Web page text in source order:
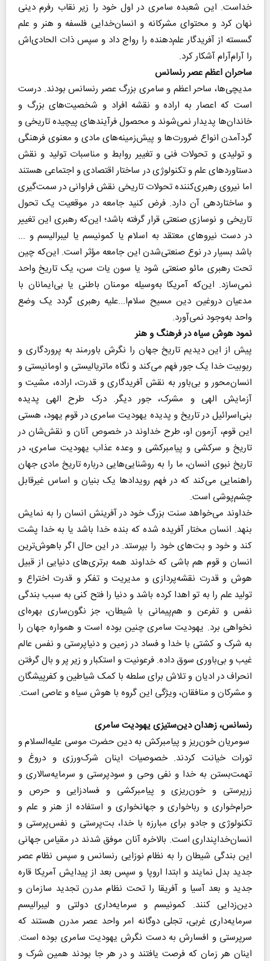
خداست. این شعبده سامری در اول خود را زیر نقاب رفرم دینی
نهان کرد و محتوای مشرکانه و انسان‌خدایی فلسفه و هنر و علم
گسسته از آفریدگار علم‌دهنده را رواج داد و سپس ذات الحادی‌اش
را آرام‌آرام آشکار کرد.
ساحران اعظم عصر رنسانس
مدیچی‌‌ها، ساحر اعظم و سامری بزرگ عصر رنسانس بودند. درست
است که اعصار به اراده و نقشه افراد و شخصیت‌های بزرگ و
خاندان‌ها پدیدار نمی‌شوند و محصول فرآیندهای پیچیده تاریخی و
گردآمدن انواع ضرورت‌ها و پیش‌زمینه‌های مادی و معنوی فرهنگی
و تولیدی و تحولات فنی و تغییر روابط و مناسبات تولید و نقش
دستاوردهای علم و تکنولوژی در ساختار اقتصادی و اجتماعی هستند
اما نیروی رهبری‌کننده تحولات تاریخی نقش فراوانی در سمت‌گیری
و ساختاردهی آن دارد. فرض کنید جامعه در موقعیت یک تحول
تاریخی و نوسازی صنعتی قرار گرفته باشد‌؛ این‌که رهبری این تغییر
در دست نیروهای معتقد به اسلام یا کمونیسم یا لیبرالیسم و ...
باشد بسیار در نوع صنعتی‌شدن این جامعه مؤثر است. این‌که چین
تحت رهبری مائو صنعتی شود یا سون یات سن، یک تاریخ واحد
نمی‌سازد. این‌که آمریکا به‌وسیله مومنان باطنی یا بی‌ایمانان با
مدعیان دروغین دین مسیح سلام‌ا...‌علیه رهبری گردد یک وضع
واحد به‌وجود نمی‌آورد.
نمود هوش سیاه در فرهنگ و هنر
پیش از این دیدیم تاریخ جهان را نگرش باورمند به پروردگاری و
ربوبیت خدا یک جور فهم می‌کند و نگاه ماتریالیستی و اومانیستی و
انسان‌محور و بی‌باور به نقش آفریدگاری و قدرت، اراده، مشیت و
آزمایش الهی و مشرک، جور دیگر. درک طرح الهی پدیده
بنی‌اسرائیل در تاریخ و پدیده یهودیت سامری در قوم یهود، هستی
این قوم، آزمون او، طرح خداوند در خصوص آنان و نقش‌شان در
تاریخ و سرکشی و پیامبرکشی و وعده عذاب یهودیت سامری، در
تاریخ نبوی انسان، ما را به روشنایی‌هایی درباره تاریخ مادی جهان
راهنمایی می‌کند که در فهم رویدادها یک بنیان و اساس غیرقابل
چشم‌پوشی است.
خداوند می‌خواهد سنت بزرگ خود در آفرینش انسان را به نمایش
بنهد. انسان مختار آفریده شده که بنده خدا باشد یا به خدا پشت
کند و خود و بت‌های خود را بپرستد. در این حال اگر باهوش‌ترین
انسان و قوم هم باشی که خداوند همه برتری‌های دنیایی از قبیل
هوش و قدرت نقشه‌پردازی و مدیریت و تفکر و قدرت اختراع و
تولید علم را به تو اهدا کرده باشد و دنیا را فتح کنی به سبب بندگی
نفس و تفرعن و هم‌پیمانی با شیطان، جز نگون‌ساری بهره‌ای
نخواهی برد. یهودیت سامری چنین بوده است و همواره جهان را
به شرک و کشتی با خدا و فساد در زمین و دنیاپرستی و نفس عالم
غیب و بی‌باوری سوق داده. فرعونیت و استکبار و زیر پر و بال گرفتن
انحراف در ادیان و تلاش برای سلطه با کمک شیاطین و کفرپیشگان
و مشرکان و منافقان، ویژگی این گروه با هوش سیاه و عاصی است.
رنسانس، زهدان دین‌ستیزی یهودیت سامری
سومریان خون‌ریز و پیامبرکش به دین حضرت موسی علیه‌السلام و
تورات خیانت کردند. خصوصیات اینان شرک‌ورزی و دروغ و
تهمت‌بستن به خدا و نفی وحی و سودپرستی و سرمایه‌سالاری و
زرپرستی و خون‌ریزی و پیامبرکشی و فسادزایی و حرص و
حرام‌خواری و رباخواری و جهانخواری و استفاده از هنر و علم و
تکنولوژی و جادو برای مبارزه با خدا، بت‌پرستی و نفس‌پرستی و
انسان‌خداپنداری است. بالاخره آنان موفق شدند در مقیاس جهانی
این بندگی شیطان را به نظام نوزایی رنسانس و سپس نظام عصر
جدید بدل نمایند و ابتدا اروپا و سپس بعد از پیدایش آمریکا قاره
جدید و بعد آسیا و آفریقا را تحت نظام مدرن تجدید سازمان و
دین‌زدایی کنند. کمونیسم و سرمایه‌داری دولتی و لیبرالیسم
سرمایه‌داری غربی، تجلی دوگانه امر واحد عصر مدرن هستند که
سرپرستی و افسارش به دست نگرش یهودیت سامری بوده است.
اینان هر زمان که فرصت یافتند و در هر جا بودند همین شرک و